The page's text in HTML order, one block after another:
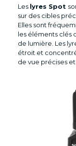
Les lyres Spot
sur des cibles
Elles sont
les éléments clés
de lumière. Les
étroit et
de vue précises